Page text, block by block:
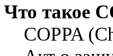
Что такое
COPPA